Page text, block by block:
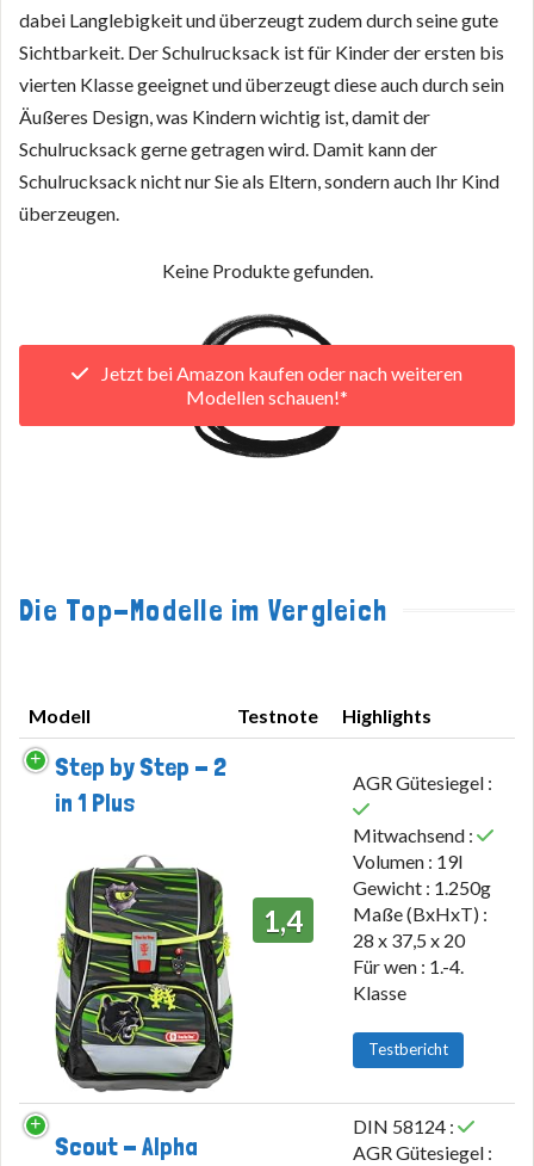
dabei Langlebigkeit und überzeugt zudem durch seine gute
Sichtbarkeit. Der Schulrucksack ist für Kinder der ersten bis
vierten Klasse geeignet und überzeugt diese auch durch sein
Äußeres Design, was Kindern wichtig ist, damit der
Schulrucksack gerne getragen wird. Damit kann der
Schulrucksack nicht nur Sie als Eltern, sondern auch Ihr Kind
überzeugen.
Keine Produkte gefunden.
Jetzt bei Amazon kaufen oder nach weiteren
Modellen schauen!*
Die Top-Modelle im Vergleich
Modell Testnote
Highlights
Modell
Step by Step - 2
in 1 Plus
1,4
AGR Gütesiegel :
Mitwachsend :
Volumen : 19l
Gewicht : 1.250g
Maße (BxHxT) :
28 x 37,5 x 20
Für wen : 1.-4.
Klasse
Testbericht
Scout - Alpha
DIN 58124 :
AGR Gütesiegel :